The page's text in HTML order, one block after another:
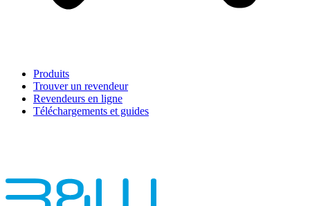
Produits
Trouver un revendeur
Revendeurs en ligne
Téléchargements et guides